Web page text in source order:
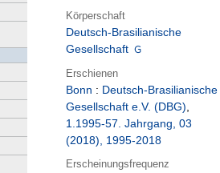
Körperschaft
Deutsch-Brasilianische
Gesellschaft
Erschienen
Bonn : Deutsch-Brasilianische
Gesellschaft e.V. (DBG),
1.1995-57. Jahrgang, 03
(2018), 1995-2018
Erscheinungsfrequenz